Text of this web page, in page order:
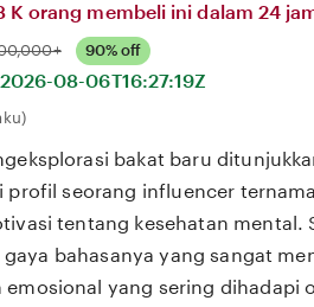
K orang membeli ini dalam 24
90% off
2026-08-06T16:27:19Z
bakat baru
profil seorang influencer
tentang kesehatan mental.
bahasanya yang sangat
emosional yang sering dihadapi